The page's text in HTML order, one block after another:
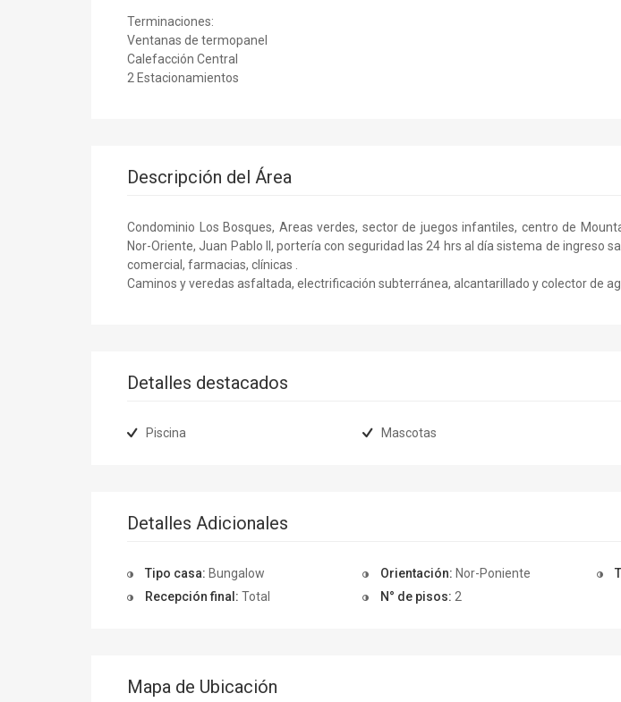
Terminaciones:
Ventanas de termopanel
Calefacción Central
2 Estacionamientos
Descripción del Área
Condominio Los Bosques, Areas verdes, sector de juegos infantiles, centro de
Nor-Oriente, Juan Pablo II, portería con seguridad las 24 hrs al día sistema de ingreso
comercial, farmacias, clínicas .
Caminos y veredas asfaltada, electrificación subterránea, alcantarillado y colector de
Detalles destacados
Piscina Mascotas
Detalles Adicionales
Tipo casa: Bungalow
Recepción final: Total
Orientación: Nor-Poniente
N° de pisos: 2
Mapa de Ubicación